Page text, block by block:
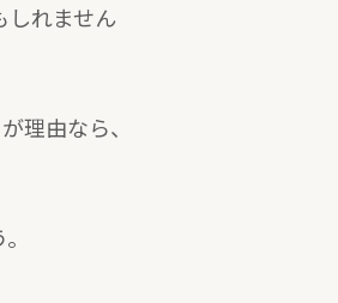
れません
理由なら、